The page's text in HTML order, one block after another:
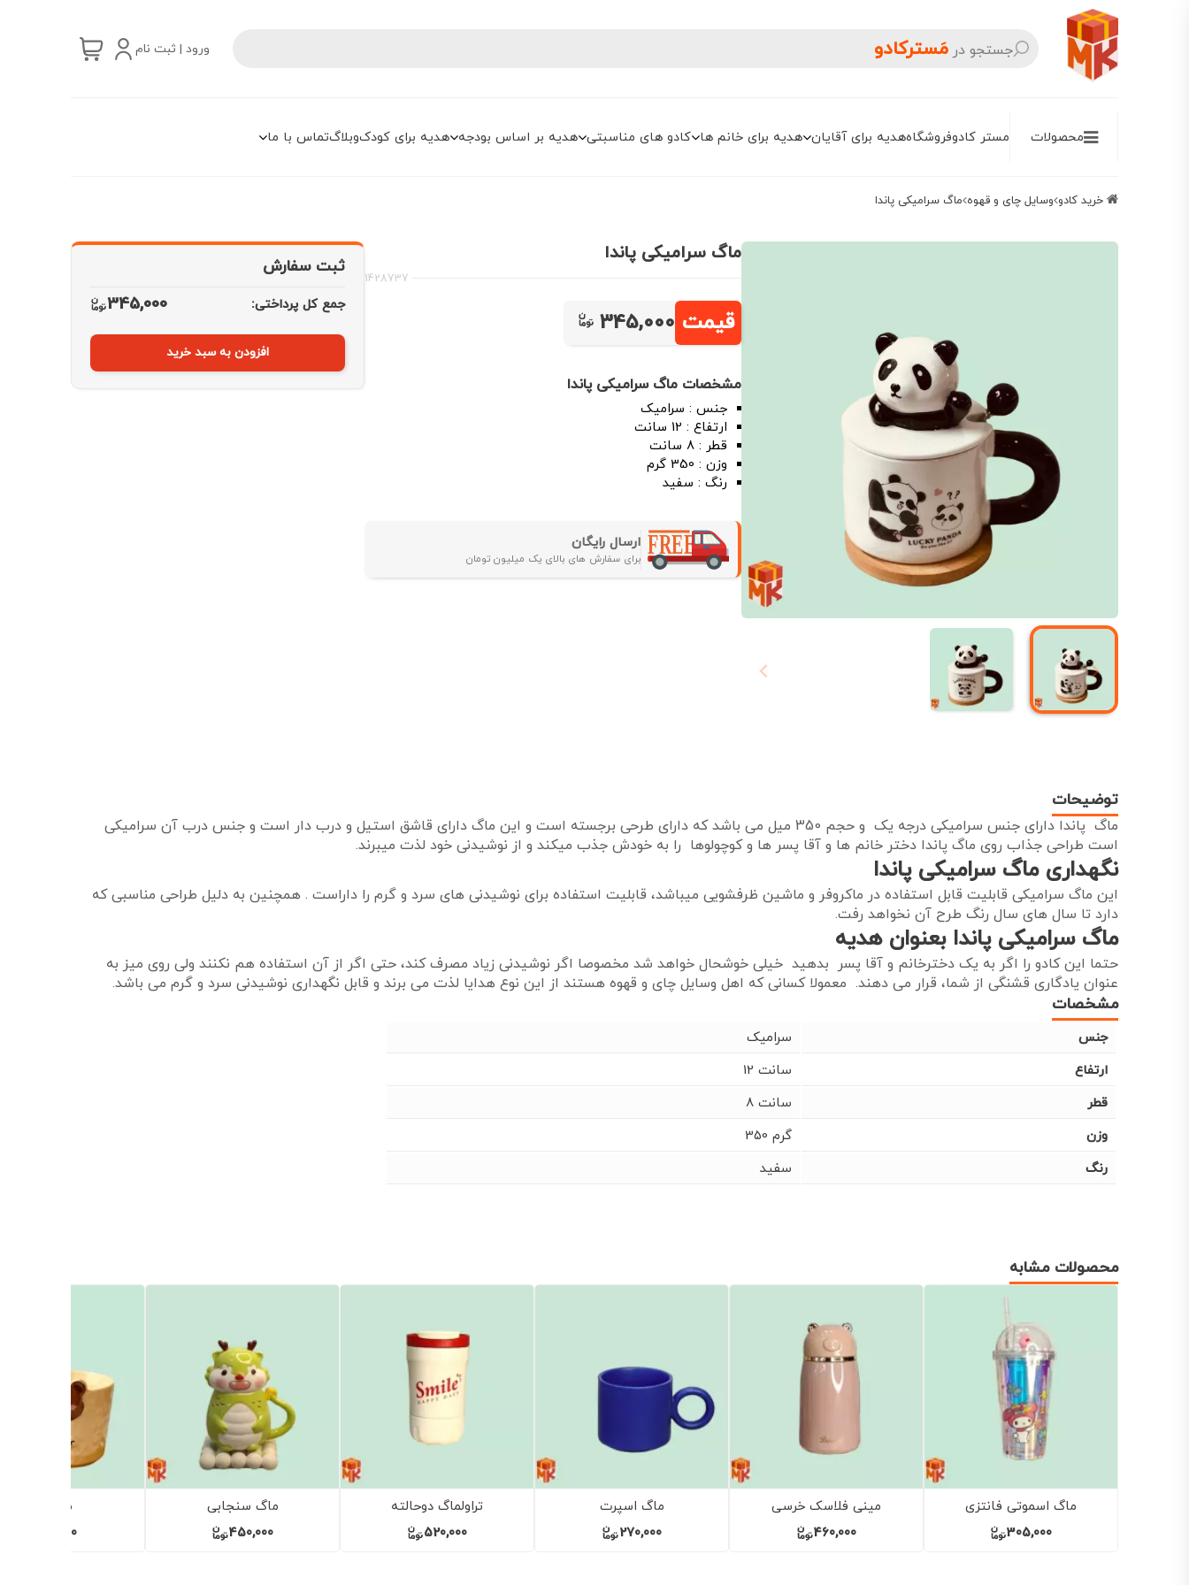
جستجو درمَسترکادو ورود | ثبت نام
محصولات مستر کادوفروشگاههدیه برای آقایان هدیه برای خانم ها کادو های مناسبتی هدیه بر اساس بودجه هدیه برای کودکوبلاگتماس با ما
وسایل چای و قهوه ماگ سرامیکی پاندا
ماگ سرامیکی پاندا
1428737
قیمت 345,000
مشخصات ماگ سرامیکی پاندا
جنس : سرامیک
ارتفاع : 12 سانت
قطر : 8 سانت
وزن : 350 گرم
رنگ : سفید
ارسال رایگان
برای سفارش های بالای یک میلیون تومان
ثبت سفارش
جمع کل پرداختی: 345,000
افزودن به سبد خرید
توضیحات
ماگ پاندا دارای جنس سرامیکی درجه یک و حجم 350 میل می باشد که دارای طرحی برجسته است و این ماگ دارای قاشق استیل و درب دار است و جنس درب آن سرامیکی
است طراحی جذاب روی ماگ پاندا دختر خانم ها و آقا پسر ها و کوچولوها را به خودش جذب میکند و از نوشیدنی خود لذت میبرند.
نگهداری ماگ سرامیکی پاندا
این ماگ سرامیکی قابلیت قابل استفاده در ماکروفر و ماشین ظرفشویی میباشد، قابلیت استفاده برای نوشیدنی های سرد و گرم را داراست . همچنین به دلیل طراحی مناسبی که
دارد تا سال های سال رنگ طرح آن نخواهد رفت.
ماگ سرامیکی پاندا بعنوان هدیه
حتما این کادو را اگر به یک دخترخانم و آقا پسر بدهید خیلی خوشحال خواهد شد مخصوصا اگر نوشیدنی زیاد مصرف کند، حتی اگر از آن استفاده هم نکنند ولی روی میز به
عنوان یادگاری قشنگی از شما، قرار می دهند. معمولا کسانی که اهل وسایل چای و قهوه هستند از این نوع هدایا لذت می برند و قابل نگهداری نوشیدنی سرد و گرم می باشد.
مشخصات
سرامیک
جنس
12 سانت
ارتفاع
8 سانت
قطر
350 گرم
وزن
سفید
رنگ
محصولات مشابه
ماگ اسپرت
تراولماگ دوحالته
ماگ سنجابی
ماگ تدی
ماگ طرح برجسته